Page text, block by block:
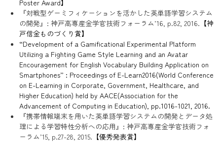
Poster Award】
『対戦型ゲーミフィケーションを活かした英単語学習システム
の開発』: 神戸高専産金学官技術フォーラム’16, p.82, 2016. 【神
戸信金ものづくり賞】
“Development of a Gamificational Experimental Platform
Utilizing a Fighting Game Style Learning and an Avatar
Encouragement for English Vocabulary Building Application on
Smartphones” : Proceedings of E-Learn2016(World Conference
on E-Learning in Corporate, Government, Healthcare, and
Higher Education) held by AACE(Association for the
Advancement of Computing in Education), pp.1016-1021, 2016.
『携帯情報端末を用いた英単語学習システムの開発とデータ処
理による学習特性分析への応用』: 神戸高専産金学官技術フォ
ーラム’15, p.27-28, 2015. 【優秀発表賞】